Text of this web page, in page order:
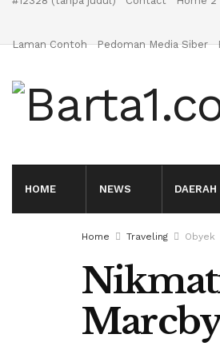
Laman Contoh Pedoman Media Siber
HOME NEWS DAERAH
Home Traveling Obyek